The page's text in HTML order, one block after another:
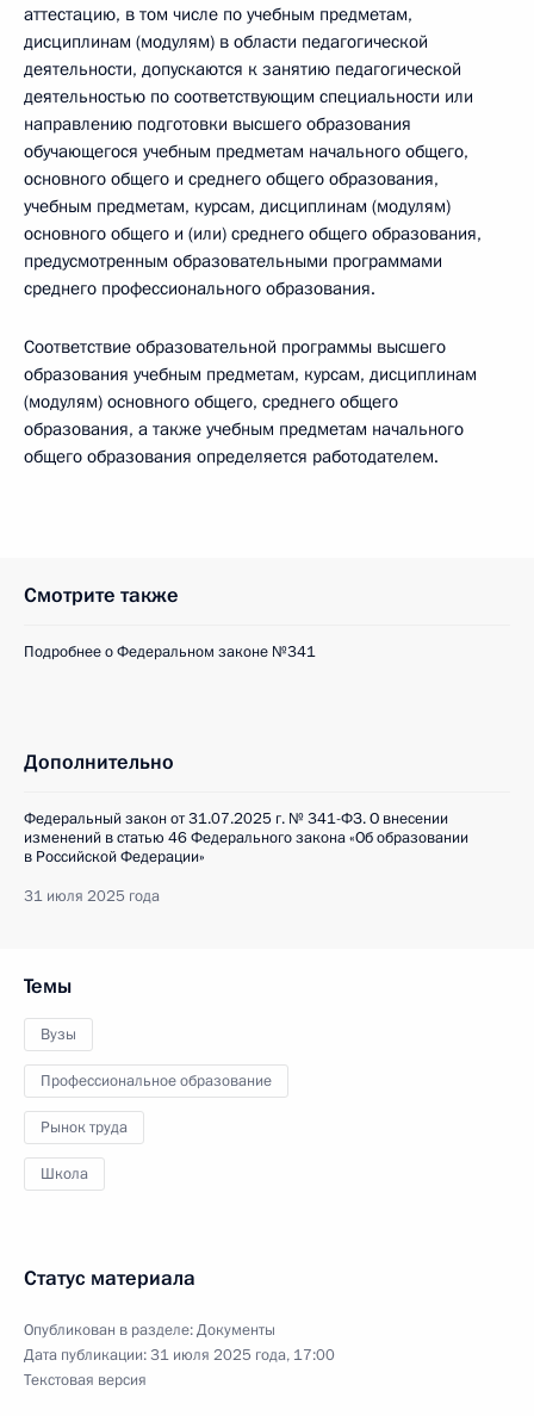
аттестацию, в том числе по учебным предметам,
дисциплинам (модулям) в области педагогической
деятельности, допускаются к занятию педагогической
деятельностью по соответствующим специальности или
направлению подготовки высшего образования
обучающегося учебным предметам начального общего,
основного общего и среднего общего образования,
учебным предметам, курсам, дисциплинам (модулям)
основного общего и (или) среднего общего образования,
предусмотренным образовательными программами
среднего профессионального образования.
Соответствие образовательной программы высшего
образования учебным предметам, курсам, дисциплинам
(модулям) основного общего, среднего общего
образования, а также учебным предметам начального
общего образования определяется работодателем.
Смотрите также
Подробнее о Федеральном законе №341
Дополнительно
Федеральный закон от 31.07.2025 г. № 341-ФЗ. О внесении
изменений в статью 46 Федерального закона «Об образовании
в Российской Федерации»
31 июля 2025 года
Темы
Вузы
Профессиональное образование
Рынок труда
Школа
Статус материала
Опубликован в разделе:Документы
Дата публикации:31 июля 2025 года, 17:00
Текстовая версия